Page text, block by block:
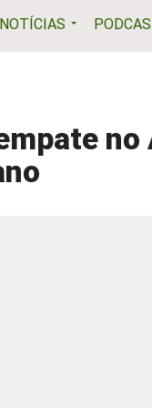
NOTÍCIAS